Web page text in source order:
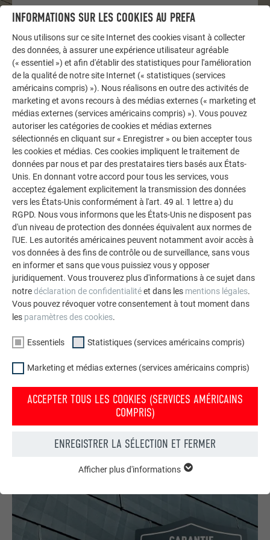
LAISSEZ-VOUS INSPIRER
AUTRES BÂTIMENTS
La galerie de références PREFA démontre la
polyvalence de l’aluminium. Découvrez d’autres projets
impressionnants avec les solutions en aluminium
durables de PREFA pour toitures, systèmes solaires et
façades.
VOIR DAVANTAGE DE RÉFÉRENCES
Nous vous présentons un montage photo de l’aspect
qu’aurait votre maison avec une toiture ou une façade
PREFA.
INFORMATIONS SUR LES COOKIES AU PREFA
Nous utilisons sur ce site Internet des cookies visant à collecter
des données, à assurer une expérience utilisateur agréable
(« essentiel ») et afin d'établir des statistiques pour l'amélioration
de la qualité de notre site Internet (« statistiques (services
américains compris) »). Nous réalisons en outre des activités de
marketing et avons recours à des médias externes (« marketing et
médias externes (services américains compris) »). Vous pouvez
autoriser les catégories de cookies et médias externes
sélectionnés en cliquant sur « Enregistrer » ou bien accepter tous
les cookies et médias. Ces cookies impliquent le traitement de
données par nous et par des prestataires tiers basés aux États-
Unis. En donnant votre accord pour tous les services, vous
acceptez également explicitement la transmission des données
vers les États-Unis conformément à l'art. 49 al. 1 lettre a) du
RGPD. Nous vous informons que les États-Unis ne disposent pas
d'un niveau de protection des données équivalent aux normes de
l'UE. Les autorités américaines peuvent notamment avoir accès à
vos données à des fins de contrôle ou de surveillance, sans vous
en informer et sans que vous puissiez vous y opposer
juridiquement. Vous trouverez plus d'informations à ce sujet dans
notredéclaration de confidentialitéet dans les mentions légales.
Vous pouvez révoquer votre consentement à tout moment dans
les paramètres des cookies.
Essentiels Statistiques (services américains compris)
Marketing et médias externes (services américains compris)
ACCEPTER TOUS LES COOKIES (SERVICES AMÉRICAINS
COMPRIS)
ENREGISTRER LA SÉLECTION ET FERMER
fonctions de base du site Internet. Ils garantissent que le site
Internet fonctionne correctement.
NOM Afficher les informations relatives aux cookies
Afficher plus d'informations